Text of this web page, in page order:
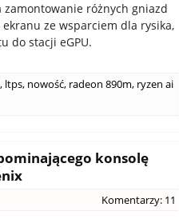
różnych gniazd
ze wsparciem dla rysika,
do stacji eGPU.
, ltps, nowość, radeon 890m, ryzen ai
konsolę
Komentarzy: 11